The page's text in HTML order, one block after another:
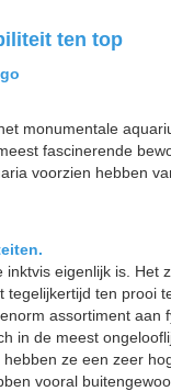
ten top
monumentale
fascinerende
voorzien hebben
eigenlijk is. Het
tegelijkertijd ten prooi
assortiment aan
in de meest
ze een zeer
vooral